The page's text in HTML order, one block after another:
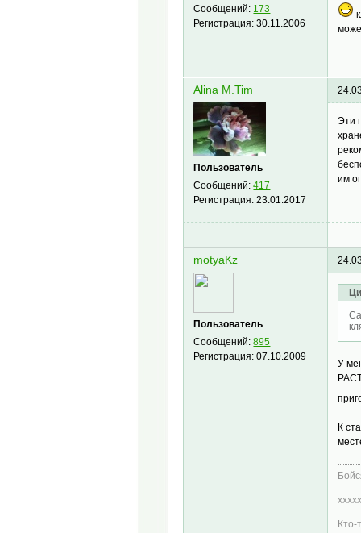
Сообщений: 173
Регистрация:30.11.2006
Alina M.Tim
Пользователь
Сообщений:417
Регистрация:23.01.2017
Эти
им
motyaKz
Пользователь
Сообщений:895
Регистрация:07.10.2009
У
К
Кто-